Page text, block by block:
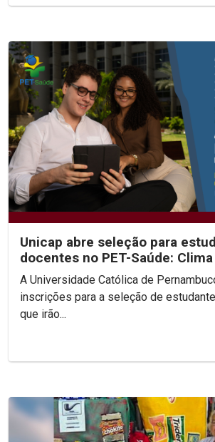
Unicap abre seleção para
docentes no PET-Saúde: Clima
A Universidade Católica de
inscrições para a seleção de
que irão...